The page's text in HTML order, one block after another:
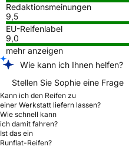
Redaktionsmeinungen
9,5
EU-Reifenlabel
9,0
mehr anzeigen
Wie kann ich Ihnen helfen?
Stellen Sie Sophie eine Frage
Kann ich den Reifen zu
einer Werkstatt liefern lassen?
Wie schnell kann
ich damit fahren?
Ist das ein
Runflat-Reifen?